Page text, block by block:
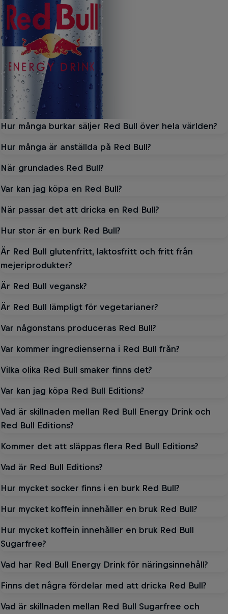
Hur många burkar säljer Red Bull över hela världen?
Hur många är anställda på Red Bull?
När grundades Red Bull?
Var kan jag köpa en Red Bull?
När passar det att dricka en Red Bull?
Hur stor är en burk Red Bull?
Är Red Bull glutenfritt, laktosfritt och fritt från
mejeriprodukter?
Är Red Bull vegansk?
Är Red Bull lämpligt för vegetarianer?
Var någonstans produceras Red Bull?
Var kommer ingredienserna i Red Bull från?
Vilka olika Red Bull smaker finns det?
Var kan jag köpa Red Bull Editions?
Vad är skillnaden mellan Red Bull Energy Drink och
Red Bull Editions?
Kommer det att släppas flera Red Bull Editions?
Vad är Red Bull Editions?
Hur mycket socker finns i en burk Red Bull?
Hur mycket koffein innehåller en bruk Red Bull?
Hur mycket koffein innehåller en bruk Red Bull
Sugarfree?
Vad har Red Bull Energy Drink för näringsinnehåll?
Finns det några fördelar med att dricka Red Bull?
Vad är skillnaden mellan Red Bull Sugarfree och